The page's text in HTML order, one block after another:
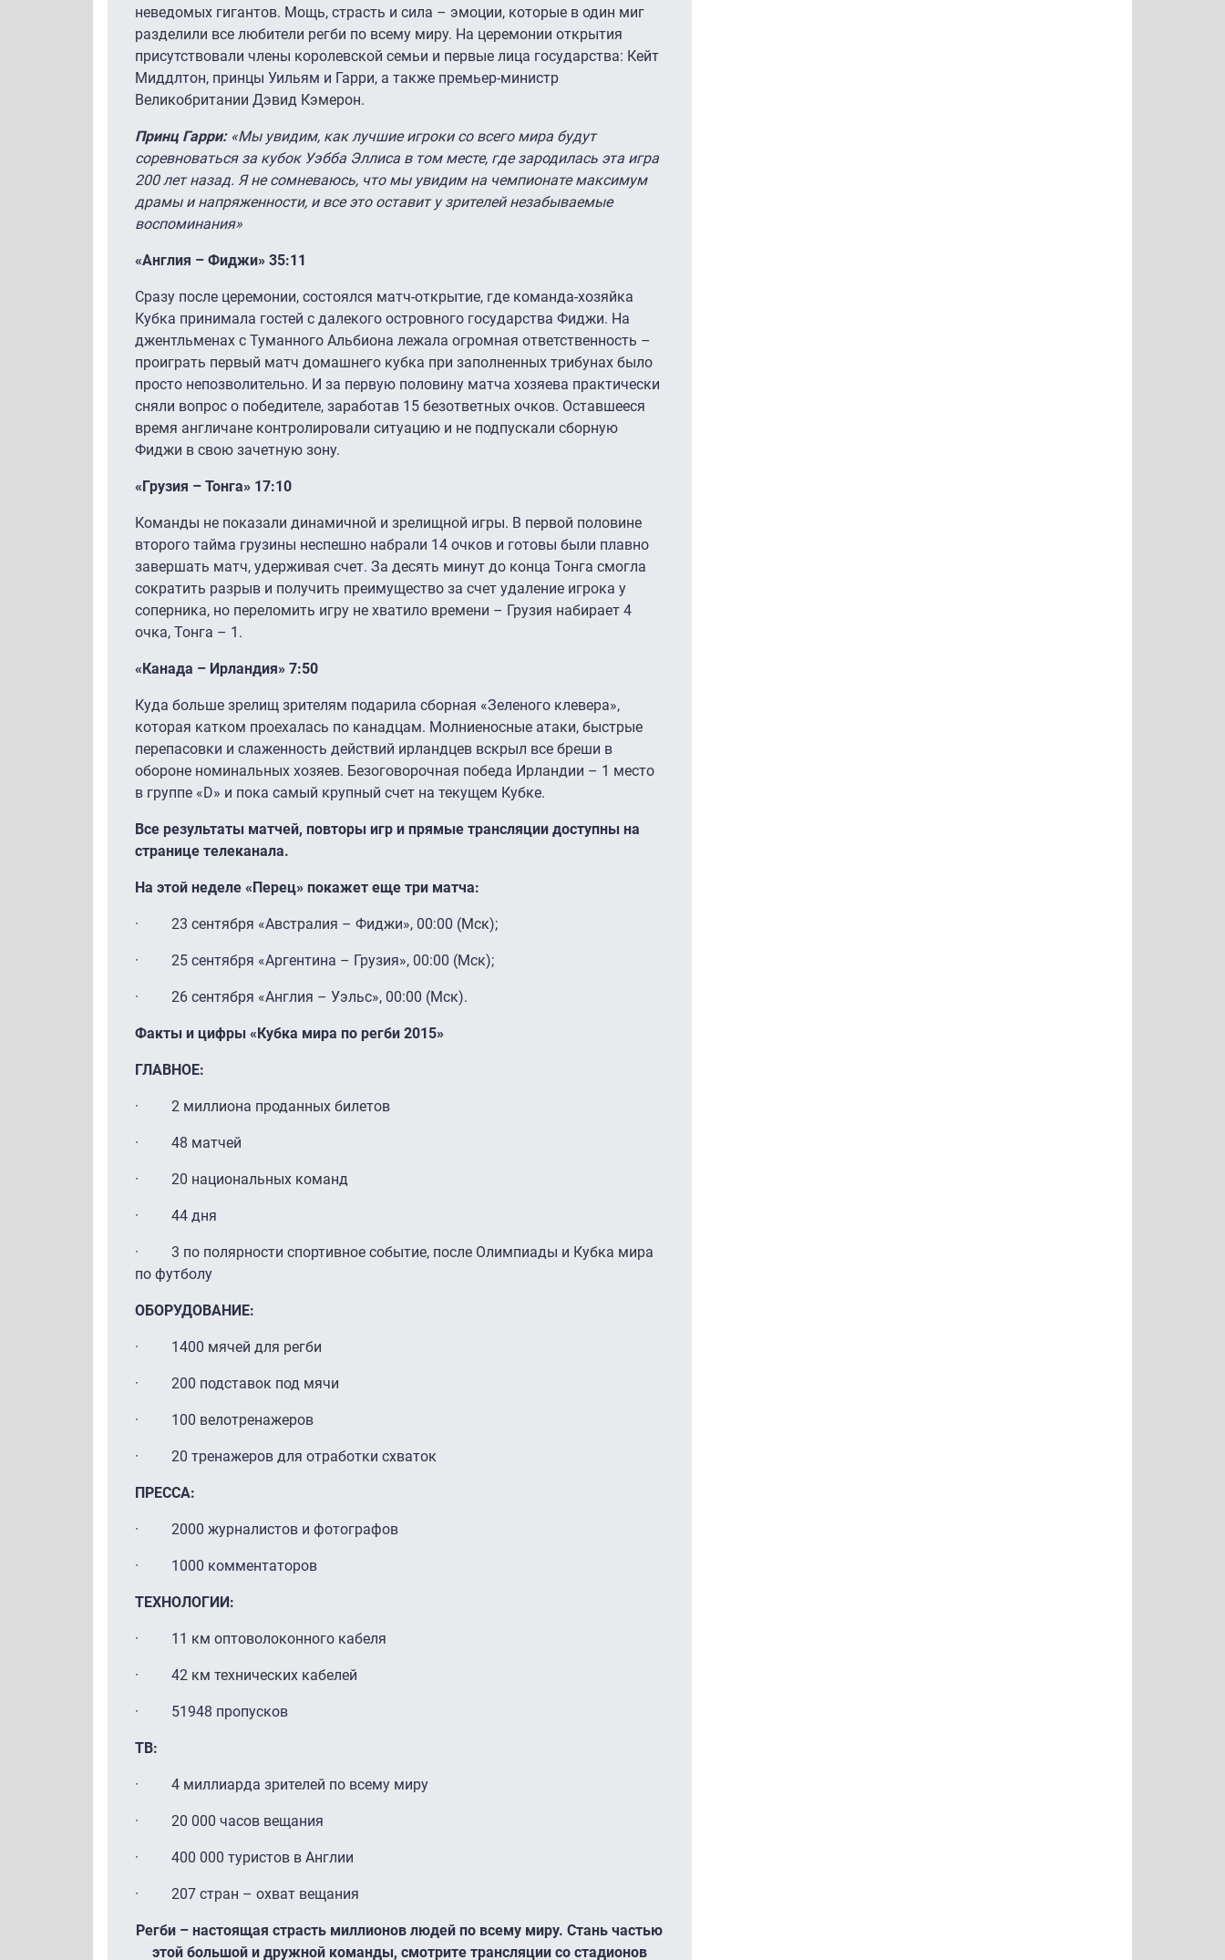
неведомых гигантов. Мощь, страсть и сила – эмоции, которые в один миг
разделили все любители регби по всему миру. На церемонии открытия
присутствовали члены королевской семьи и первые лица государства: Кейт
Миддлтон, принцы Уильям и Гарри, а также премьер-министр
Великобритании Дэвид Кэмерон.
Принц Гарри: «Мы увидим, как лучшие игроки со всего мира будут
соревноваться за кубок Уэбба Эллиса в том месте, где зародилась эта игра
200 лет назад. Я не сомневаюсь, что мы увидим на чемпионате максимум
драмы и напряженности, и все это оставит у зрителей незабываемые
воспоминания»
«Англия – Фиджи» 35:11
Сразу после церемонии, состоялся матч-открытие, где команда-хозяйка
Кубка принимала гостей с далекого островного государства Фиджи. На
джентльменах с Туманного Альбиона лежала огромная ответственность –
проиграть первый матч домашнего кубка при заполненных трибунах было
просто непозволительно. И за первую половину матча хозяева практически
сняли вопрос о победителе, заработав 15 безответных очков. Оставшееся
время англичане контролировали ситуацию и не подпускали сборную
Фиджи в свою зачетную зону.
«Грузия – Тонга» 17:10
Команды не показали динамичной и зрелищной игры. В первой половине
второго тайма грузины неспешно набрали 14 очков и готовы были плавно
завершать матч, удерживая счет. За десять минут до конца Тонга смогла
сократить разрыв и получить преимущество за счет удаление игрока у
соперника, но переломить игру не хватило времени – Грузия набирает 4
очка, Тонга – 1.
«Канада – Ирландия» 7:50
Куда больше зрелищ зрителям подарила сборная «Зеленого клевера»,
которая катком проехалась по канадцам. Молниеносные атаки, быстрые
перепасовки и слаженность действий ирландцев вскрыл все бреши в
обороне номинальных хозяев. Безоговорочная победа Ирландии – 1 место
в группе «D» и пока самый крупный счет на текущем Кубке.
Все результаты матчей, повторы игр и прямые трансляции доступны на
странице телеканала.
На этой неделе «Перец» покажет еще три матча:
· 23 сентября «Австралия – Фиджи», 00:00 (Мск);
· 25 сентября «Аргентина – Грузия», 00:00 (Мск);
· 26 сентября «Англия – Уэльс», 00:00 (Мск).
Факты и цифры «Кубка мира по регби 2015»
ГЛАВНОЕ:
· 2 миллиона проданных билетов
· 48 матчей
· 20 национальных команд
· 44 дня
· 3 по полярности спортивное событие, после Олимпиады и Кубка мира
по футболу
ОБОРУДОВАНИЕ:
· 1400 мячей для регби
· 200 подставок под мячи
· 100 велотренажеров
· 20 тренажеров для отработки схваток
ПРЕССА:
· 2000 журналистов и фотографов
· 1000 комментаторов
ТЕХНОЛОГИИ:
· 11 км оптоволоконного кабеля
· 42 км технических кабелей
· 51948 пропусков
ТВ:
· 4 миллиарда зрителей по всему миру
· 20 000 часов вещания
· 400 000 туристов в Англии
· 207 стран – охват вещания
Регби – настоящая страсть миллионов людей по всему миру. Стань частью
этой большой и дружной команды, смотрите трансляции со стадионов